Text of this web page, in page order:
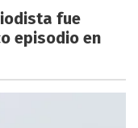
fue
episodio en